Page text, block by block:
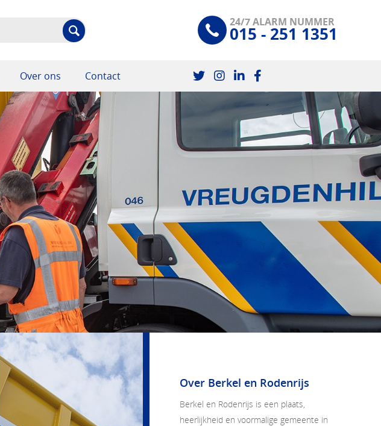
24/7 ALARM NUMMER
015 - 251 1351
Over ons Contact
Over Berkel en Rodenrijs
Berkel en Rodenrijs is een plaats,
heerlijkheid en voormalige gemeente in